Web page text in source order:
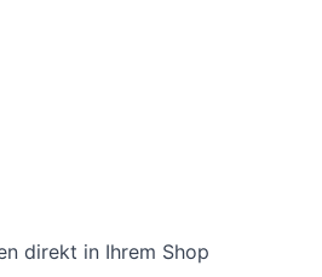
direkt in Ihrem Shop